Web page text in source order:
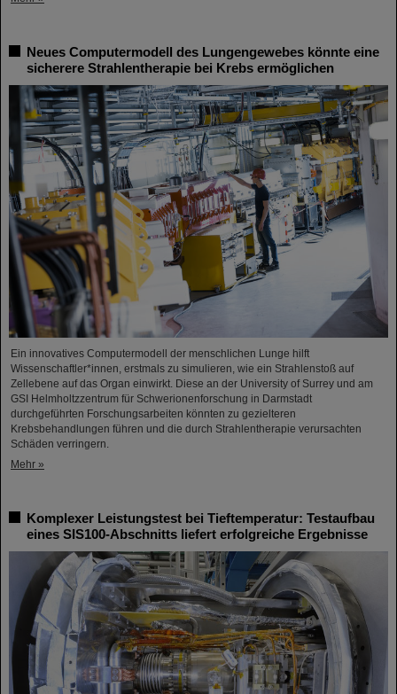
Neues Computermodell des Lungengewebes könnte eine
sicherere Strahlentherapie bei Krebs ermöglichen
Ein innovatives Computermodell der menschlichen Lunge hilft
Wissenschaftler*innen, erstmals zu simulieren, wie ein Strahlenstoß auf
Zellebene auf das Organ einwirkt. Diese an der University of Surrey und am
GSI Helmholtzzentrum für Schwerionenforschung in Darmstadt
durchgeführten Forschungsarbeiten könnten zu gezielteren
Krebsbehandlungen führen und die durch Strahlentherapie verursachten
Schäden verringern.
Mehr »
Komplexer Leistungstest bei Tieftemperatur: Testaufbau
eines SIS100-Abschnitts liefert erfolgreiche Ergebnisse